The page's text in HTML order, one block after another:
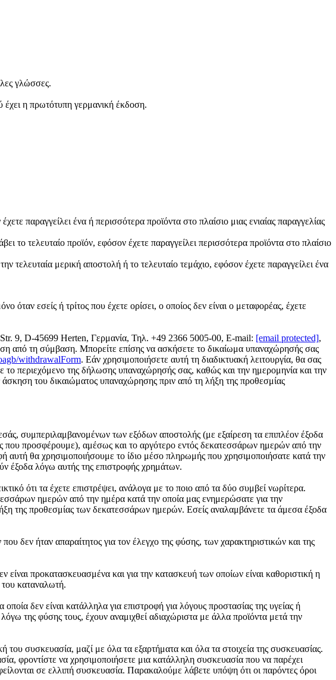
γλώσσες.
η πρωτότυπη γερμανική έκδοση.
παραγγείλει ένα ή περισσότερα προϊόντα στο πλαίσιο μιας ενιαίας παραγγελίας
το τελευταίο προϊόν, εφόσον έχετε παραγγείλει περισσότερα προϊόντα στο πλαίσιο
τελευταία μερική αποστολή ή το τελευταίο τεμάχιο, εφόσον έχετε παραγγείλει ένα
όταν εσείς ή τρίτος που έχετε ορίσει, ο οποίος δεν είναι ο μεταφορέας, έχετε
9, D-45699 Herten, Γερμανία, Τηλ. +49 2366 5005-00, E-mail: [email protected],
από τη σύμβαση. Μπορείτε επίσης να ασκήσετε το δικαίωμα υπαναχώρησής σας
withdrawalForm. Εάν χρησιμοποιήσετε αυτή τη διαδικτυακή λειτουργία, θα σας
περιεχόμενο της δήλωσης υπαναχώρησής σας, καθώς και την ημερομηνία και την
του δικαιώματος υπαναχώρησης πριν από τη λήξη της προθεσμίας
συμπεριλαμβανομένων των εξόδων αποστολής (με εξαίρεση τα επιπλέον έξοδα
που προσφέρουμε), αμέσως και το αργότερο εντός δεκατεσσάρων ημερών από την
θα χρησιμοποιήσουμε το ίδιο μέσο πληρωμής που χρησιμοποιήσατε κατά την
έξοδα λόγω αυτής της επιστροφής χρημάτων.
ότι τα έχετε επιστρέψει, ανάλογα με το ποιο από τα δύο συμβεί νωρίτερα.
ημερών από την ημέρα κατά την οποία μας ενημερώσατε για την
της προθεσμίας των δεκατεσσάρων ημερών. Εσείς αναλαμβάνετε τα άμεσα έξοδα
δεν ήταν απαραίτητος για τον έλεγχο της φύσης, των χαρακτηριστικών και της
προκατασκευασμένα και για την κατασκευή των οποίων είναι καθοριστική η
καταναλωτή.
δεν είναι κατάλληλα για επιστροφή για λόγους προστασίας της υγείας ή
της φύσης τους, έχουν αναμιχθεί αδιαχώριστα με άλλα προϊόντα μετά την
συσκευασία, μαζί με όλα τα εξαρτήματα και όλα τα στοιχεία της συσκευασίας.
φροντίστε να χρησιμοποιήσετε μια κατάλληλη συσκευασία που να παρέχει
σε ελλιπή συσκευασία. Παρακαλούμε λάβετε υπόψη ότι οι παρόντες όροι